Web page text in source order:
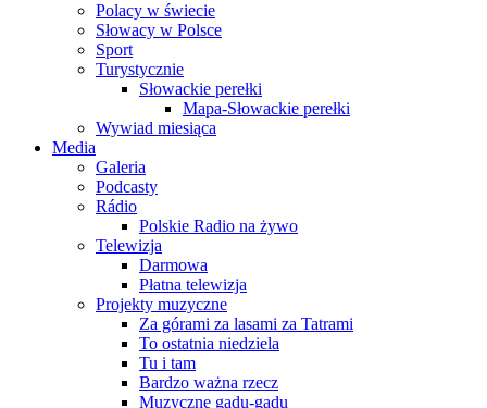
Polacy w świecie
Słowacy w Polsce
Sport
Turystycznie
Słowackie perełki
Mapa-Słowackie perełki
Wywiad miesiąca
Media
Galeria
Podcasty
Rádio
Polskie Radio na żywo
Telewizja
Darmowa
Płatna telewizja
Projekty muzyczne
Za górami za lasami za Tatrami
To ostatnia niedziela
Tu i tam
Bardzo ważna rzecz
Muzyczne gadu-gadu